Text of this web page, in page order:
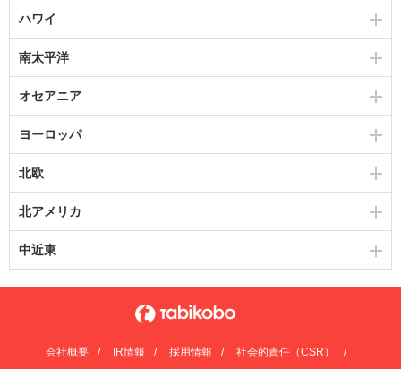
ハワイ
南太平洋
オセアニア
ヨーロッパ
北欧
北アメリカ
中近東
会社概要 IR情報 採用情報 社会的責任（CSR）